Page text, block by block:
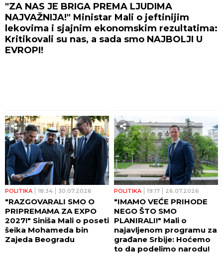
"ZA NAS JE BRIGA PREMA LJUDIMA
NAJVAŽNIJA!" Ministar Mali o jeftinijim
lekovima i sjajnim ekonomskim rezultatima:
Kritikovali su nas, a sada smo NAJBOLJI U
EVROPI!
POLITIKA 18:34 30.07.2026
"RAZGOVARALI SMO O
PRIPREMAMA ZA EXPO
2027!" Siniša Mali o poseti
šeika Mohameda bin
Zajeda Beogradu
POLITIKA 19:17 26.07.2026
"IMAMO VEĆE PRIHODE
NEGO ŠTO SMO
PLANIRALI!" Mali o
najavljenom programu za
građane Srbije: Hoćemo
to da podelimo narodu!